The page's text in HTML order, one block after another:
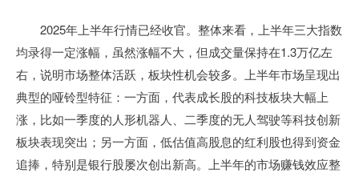
2025年上半年行情已经收官。整体来看，上半年三大指数
均录得一定涨幅，虽然涨幅不大，但成交量保持在1.3万亿左
右，说明市场整体活跃，板块性机会较多。上半年市场呈现出
典型的哑铃型特征：一方面，代表成长股的科技板块大幅上
涨，比如一季度的人形机器人、二季度的无人驾驶等科技创新
板块表现突出；另一方面，低估值高股息的红利股也得到资金
追捧，特别是银行股屡次创出新高。上半年的市场赚钱效应整